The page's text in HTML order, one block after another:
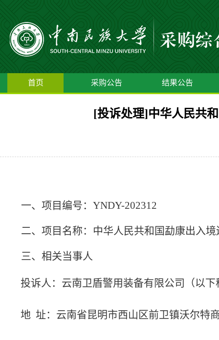
首页 采购公告 结果公告
[投诉处理]中华人民共
一、项目编号： YNDY-202312
二、项目名称： 中华人民共和国勐康出入
三、相关当事人
投诉人： 云南卫盾警用装备有限公司 （以
地 址：云南省昆明市西山区前卫镇沃尔特